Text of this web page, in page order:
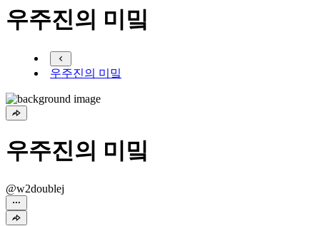
우주진의 미밐
우주진의 미밐
우주진의 미밐
@w2doublej